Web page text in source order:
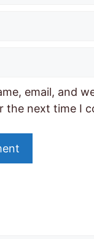
email, and
the next time I